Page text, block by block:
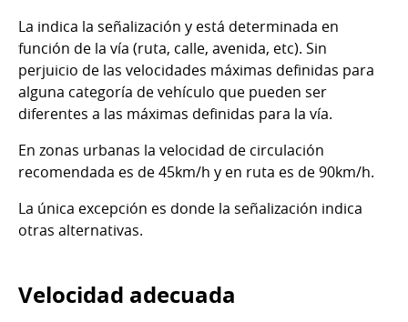
La indica la señalización y está determinada en
función de la vía (ruta, calle, avenida, etc). Sin
perjuicio de las velocidades máximas definidas para
alguna categoría de vehículo que pueden ser
diferentes a las máximas definidas para la vía.
En zonas urbanas la velocidad de circulación
recomendada es de 45km/h y en ruta es de 90km/h.
La única excepción es donde la señalización indica
otras alternativas.
Velocidad adecuada